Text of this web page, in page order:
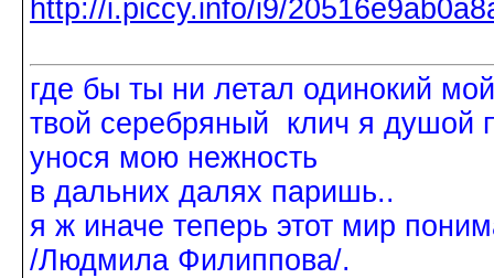
где бы ты ни летал одинокий
твой серебряный клич я душой
унося мою нежность
в дальних далях паришь..
я ж иначе теперь этот мир
/Людмила Филиппова/.